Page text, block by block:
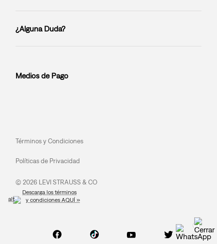
¿Alguna Duda?
Medios de Pago
Términos y Condiciones
Políticas de Privacidad
© 2026 LEVI STRAUSS & CO
Descarga los términos
y condiciones AQUÍ »